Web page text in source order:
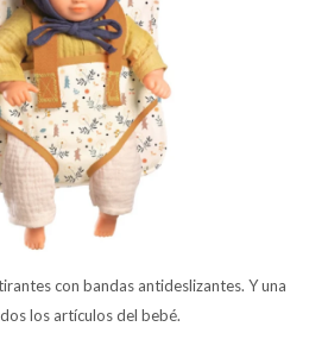
con bandas antideslizantes. Y una
los artículos del bebé.